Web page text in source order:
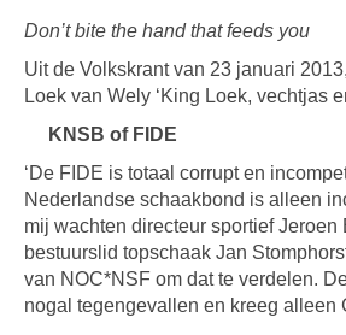
Don’t bite the hand that feeds you
Uit de Volkskrant van 23 januari
Loek van Wely ‘King Loek, vechtjas
KNSB of FIDE
‘De FIDE is totaal corrupt en
Nederlandse schaakbond is alleen
mij wachten directeur sportief Jeroen
bestuurslid topschaak Jan
van NOC*NSF om dat te verdelen.
nogal tegengevallen en kreeg alleen